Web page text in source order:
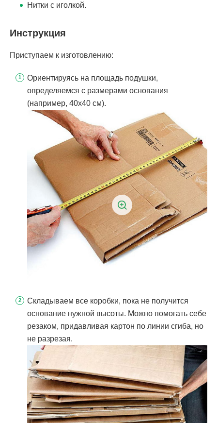
Нитки с иголкой.
Инструкция
Приступаем к изготовлению:
Ориентируясь на площадь подушки,
определяемся с размерами основания
(например, 40х40 см).
Складываем все коробки, пока не получится
основание нужной высоты. Можно помогать себе
резаком, придавливая картон по линии сгиба, но
не разрезая.